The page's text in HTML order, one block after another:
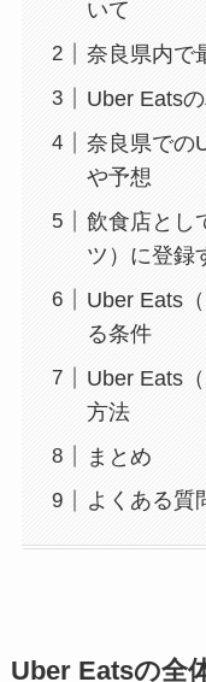
いて
奈良県内で
Uber Eats
奈良県での
や予想
飲食店とし
ツ）に登録
Uber Eats
る条件
Uber Eats
方法
まとめ
よくある質
Uber Eatsの全